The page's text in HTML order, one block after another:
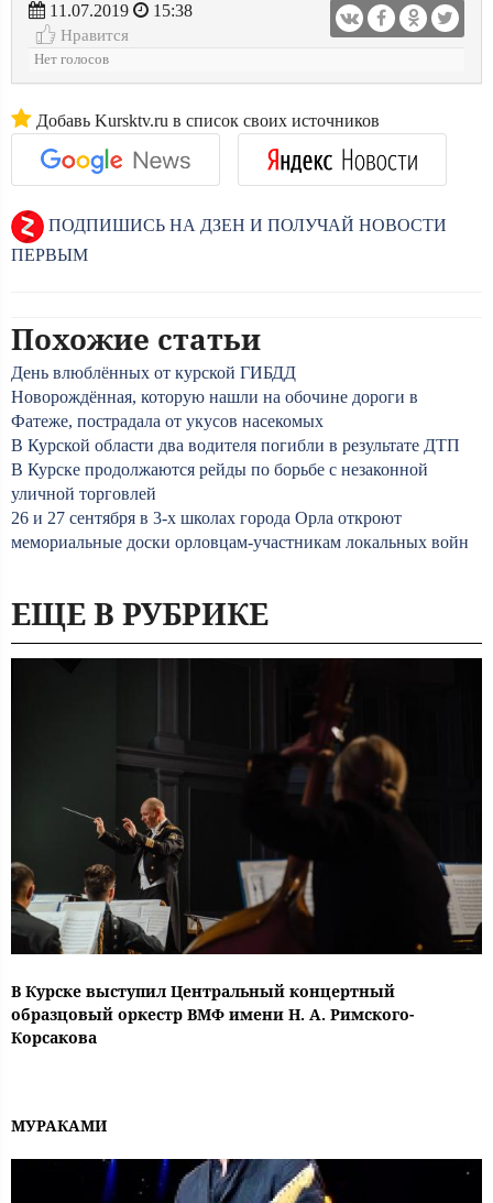
11.07.2019
15:38
Нравится
Нет голосов
Добавь Kursktv.ru в список своих источников
ПОДПИШИСЬ НА ДЗЕН И ПОЛУЧАЙ НОВОСТИ
ПЕРВЫМ
Похожие статьи
День влюблённых от курской ГИБДД
Новорождённая, которую нашли на обочине дороги в
Фатеже, пострадала от укусов насекомых
В Курской области два водителя погибли в результате ДТП
В Курске продолжаются рейды по борьбе с незаконной
уличной торговлей
26 и 27 сентября в 3-х школах города Орла откроют
мемориальные доски орловцам-участникам локальных войн
ЕЩЕ В РУБРИКЕ
В Курске выступил Центральный концертный
образцовый оркестр ВМФ имени Н. А. Римского-
Корсакова
МУРАКАМИ